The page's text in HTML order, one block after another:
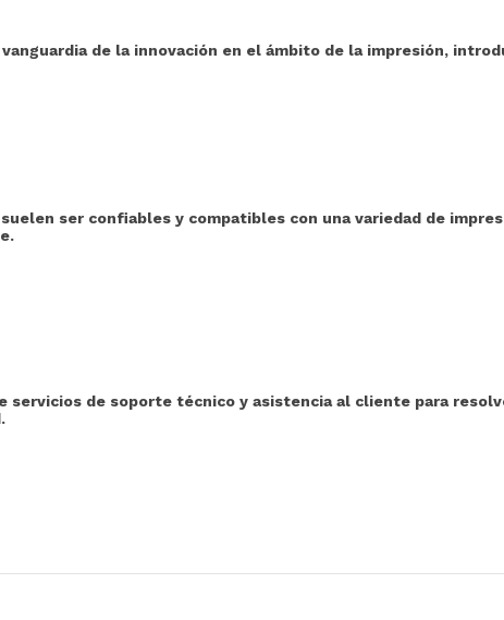
vanguardia de la innovación en el ámbito de la impresión,
ser confiables y compatibles con una variedad de
servicios de soporte técnico y asistencia al cliente para